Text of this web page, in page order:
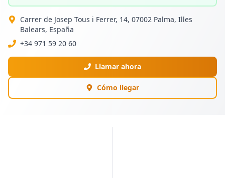
Carrer de Josep Tous i Ferrer, 14, 07002 Palma, Illes
Balears, España
+34 971 59 20 60
Llamar ahora
Cómo llegar